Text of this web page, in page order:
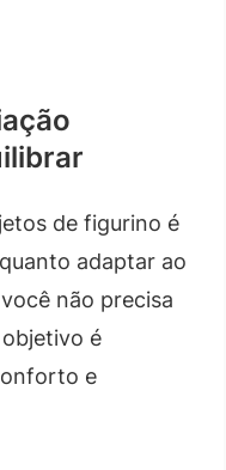
de figurino é
adaptar ao
não precisa
é
e